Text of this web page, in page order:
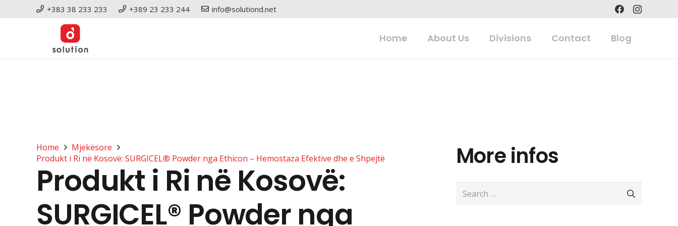
+383 38 233 233 +389 23 233 244 info@solutiond.net
Home About Us Divisions Contact Blog
Home
Mjekësore
Produkt i Ri në Kosovë: SURGICEL® Powder nga Ethicon – Hemostaza Efektive dhe e Shpejtë
Produkt i Ri në Kosovë:
SURGICEL® Powder nga
More infos
Search